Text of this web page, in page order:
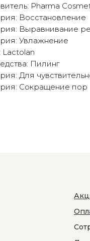
Pharma
Восстановление
Выравнивание
Увлажнение
Lactolan
Пилинг
Для
Сокращение пор